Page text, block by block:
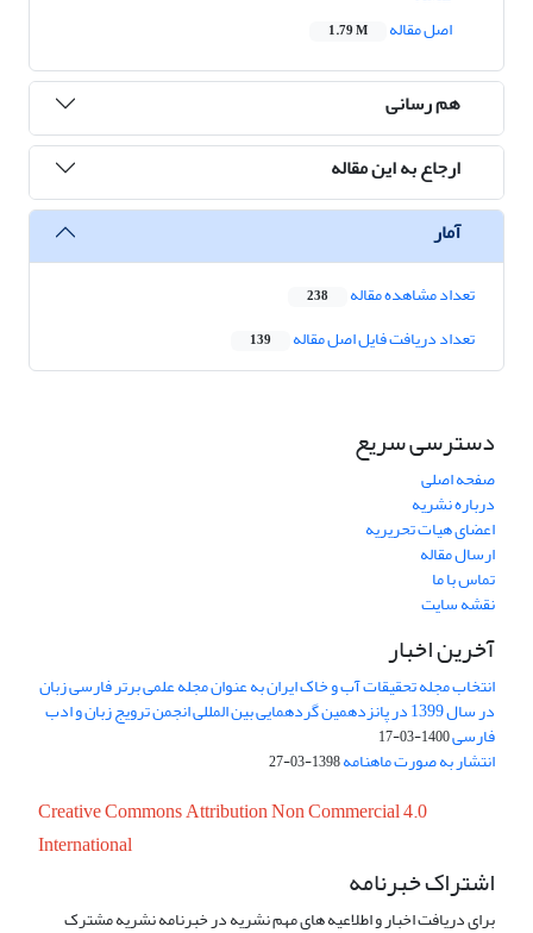
اصل مقاله
1.79 M
هم رسانی
ارجاع به این مقاله
آمار
تعداد مشاهده مقاله 238
تعداد دریافت فایل اصل مقاله 139
دسترسی سریع
صفحه اصلی
درباره نشریه
اعضای هیات تحریریه
ارسال مقاله
تماس با ما
نقشه سایت
آخرین اخبار
انتخاب مجله تحقیقات آب و خاک ایران به عنوان مجله علمی برتر فارسی زبان
در سال 1399 در پانزدهمین گردهمایی بین المللی انجمن ترویج زبان و ادب
فارسی1400-03-17
انتشار به صورت ماهنامه1398-03-27
Creative Commons Attribution Non Commercial 4.0
International
اشتراک خبرنامه
برای دریافت اخبار و اطلاعیه های مهم نشریه در خبرنامه نشریه مشترک